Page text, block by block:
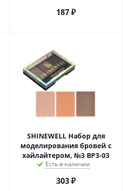
187₽
SHINEWELL Набор для
моделирования бровей с
хайлайтером, №3 BP3-03
Есть в наличии
303₽